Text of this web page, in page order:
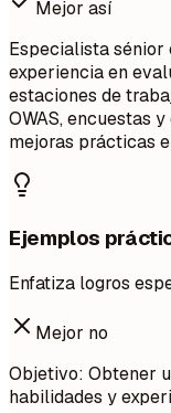
Mejor así
Especialista sénior
experiencia en
estaciones de
OWAS, encuestas
mejoras prácticas
Ejemplos
Enfatiza logros
Mejor no
Objetivo: Obtener
habilidades y